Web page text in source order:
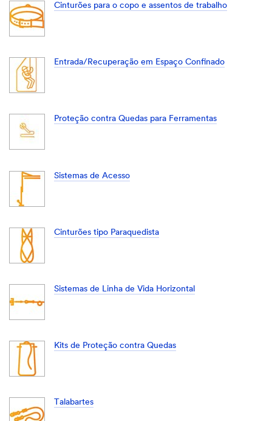
Cinturões para o copo e assentos de trabalho
Entrada/Recuperação em Espaço Confinado
Proteção contra Quedas para Ferramentas
Sistemas de Acesso
Cinturões tipo Paraquedista
Sistemas de Linha de Vida Horizontal
Kits de Proteção contra Quedas
Talabartes